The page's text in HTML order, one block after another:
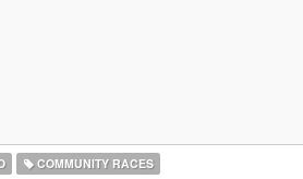
COMMUNITY RACES